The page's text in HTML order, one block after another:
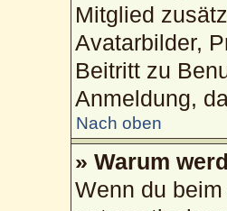
Mitglied
Avatarbilder,
Beitritt zu
Anmeldung,
Nach oben
» Warum
Wenn du